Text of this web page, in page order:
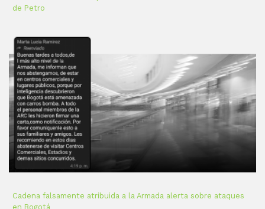
de Petro
Cadena falsamente atribuida a la Armada alerta sobre ataques
en Bogotá